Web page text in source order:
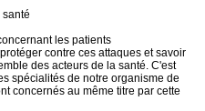
les patients
contre ces attaques et savoir
des acteurs de la santé. C'est
spécialités de notre organisme de
concernés au même titre par cette